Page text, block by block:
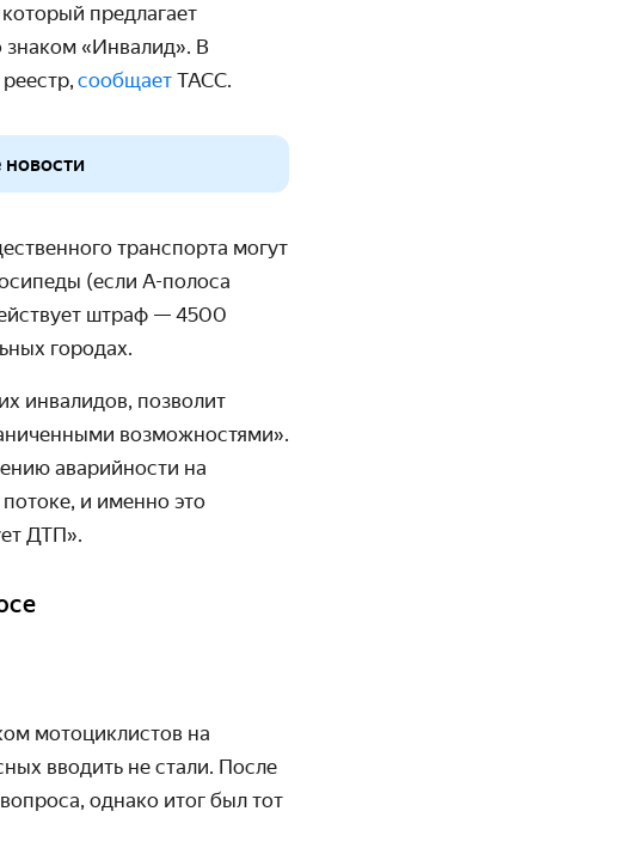
предлагает
«Инвалид». В
сообщает ТАСС.
новости
транспорта могут
(если А-полоса
штраф — 4500
городах.
инвалидов, позволит
возможностями».
аварийности на
и именно это
ДТП».
мотоциклистов на
вводить не стали. После
однако итог был тот